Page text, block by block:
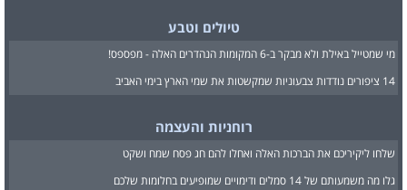
טיולים וטבע
מי שמטייל באילת ולא מבקר ב-6 המקומות הנהדרים האלה - מפספס!
14 ציפורים נודדות צבעוניות שמקשטות את שמי הארץ בימי האביב
רוחניות והעצמה
שלחו ליקיריכם את הברכות האלה ואחלו להם חג פסח שמח ושקט
גלו מה משמעותם של 14 סמלים ודימויים שמופיעים בחלומות שלכם